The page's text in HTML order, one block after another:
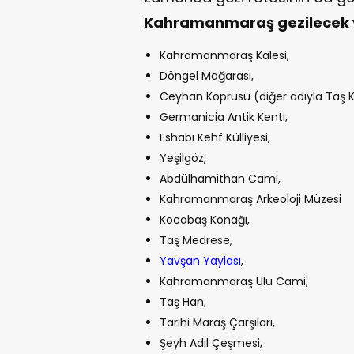
Kahramanmaraş gezilecek
Kahramanmaraş Kalesi,
Döngel Mağarası,
Ceyhan Köprüsü (diğer adıyla Taş
Germanicia Antik Kenti,
Eshabı Kehf Külliyesi,
Yeşilgöz,
Abdülhamithan Cami,
Kahramanmaraş Arkeoloji Müzesi
Kocabaş Konağı,
Taş Medrese,
Yavşan Yaylası,
Kahramanmaraş Ulu Cami,
Taş Han,
Tarihi Maraş Çarşıları,
Şeyh Adil Çeşmesi,